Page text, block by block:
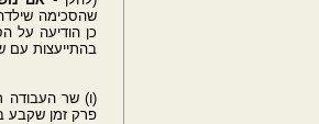
שהסכימה
כן הודיעה על
בהתייעצות עם
(ו) שר העבודה
פרק זמן שקבע